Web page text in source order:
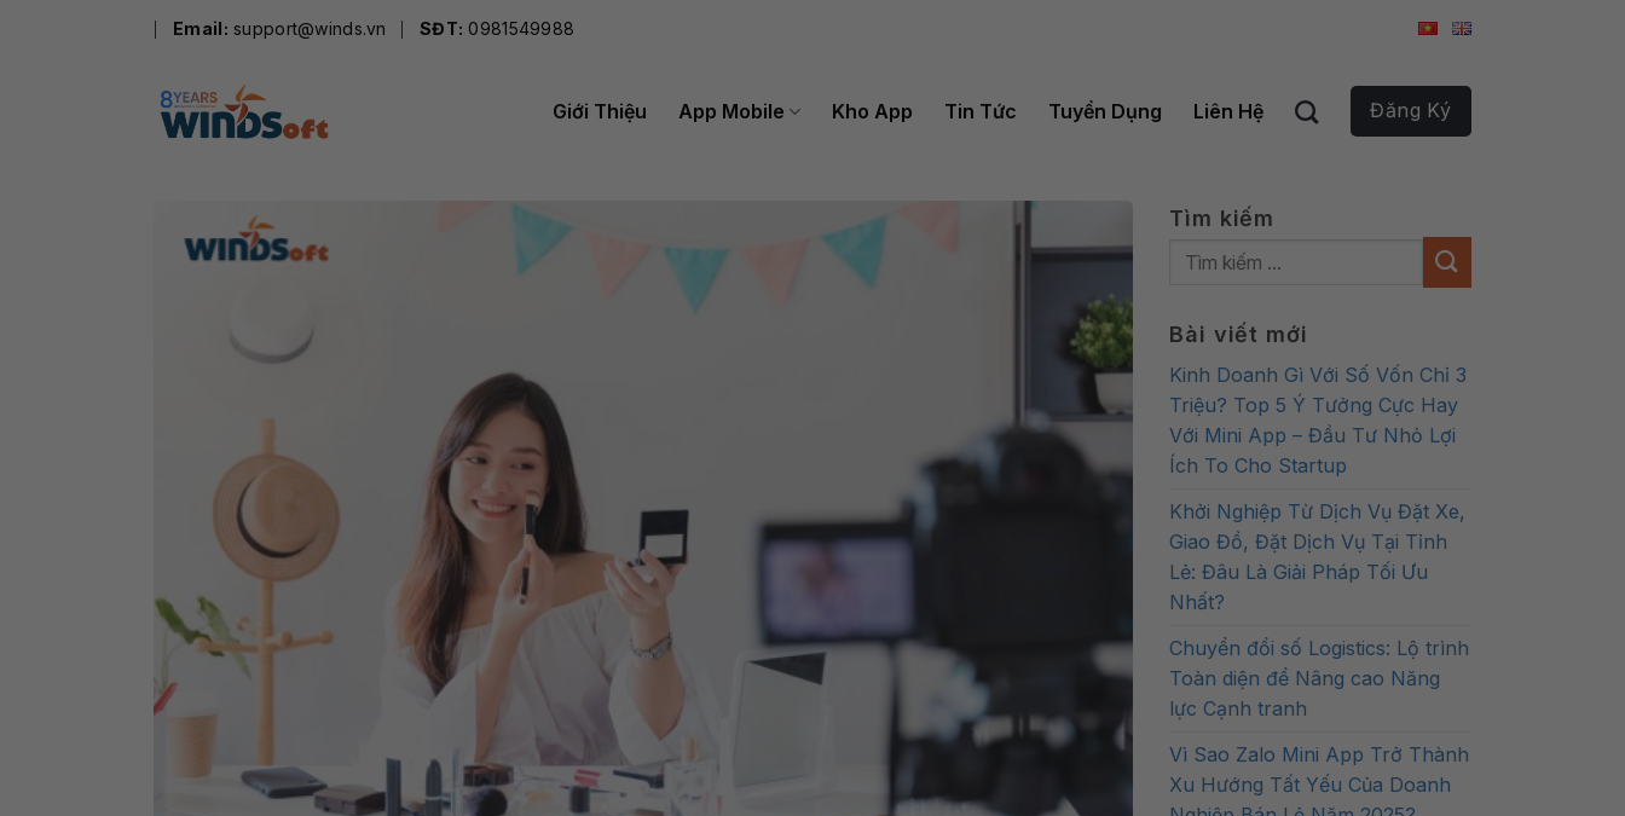
SĐT: 0981549988
Email: support@winds.vn
Giới Thiệu App Mobile Kho App Tin Tức Tuyển Dụng Liên Hệ Đăng Ký
Tìm kiếm
Bài viết mới
Kinh Doanh Gì Với Số Vốn Chỉ 3
Triệu? Top 5 Ý Tưởng Cực Hay
Với Mini App – Đầu Tư Nhỏ Lợi
Ích To Cho Startup
Khởi Nghiệp Từ Dịch Vụ Đặt Xe,
Giao Đồ, Đặt Dịch Vụ Tại Tỉnh
Lẻ: Đâu Là Giải Pháp Tối Ưu
Nhất?
Chuyển đổi số Logistics: Lộ trình
Toàn diện để Nâng cao Năng
lực Cạnh tranh
Vì Sao Zalo Mini App Trở Thành
Xu Hướng Tất Yếu Của Doanh